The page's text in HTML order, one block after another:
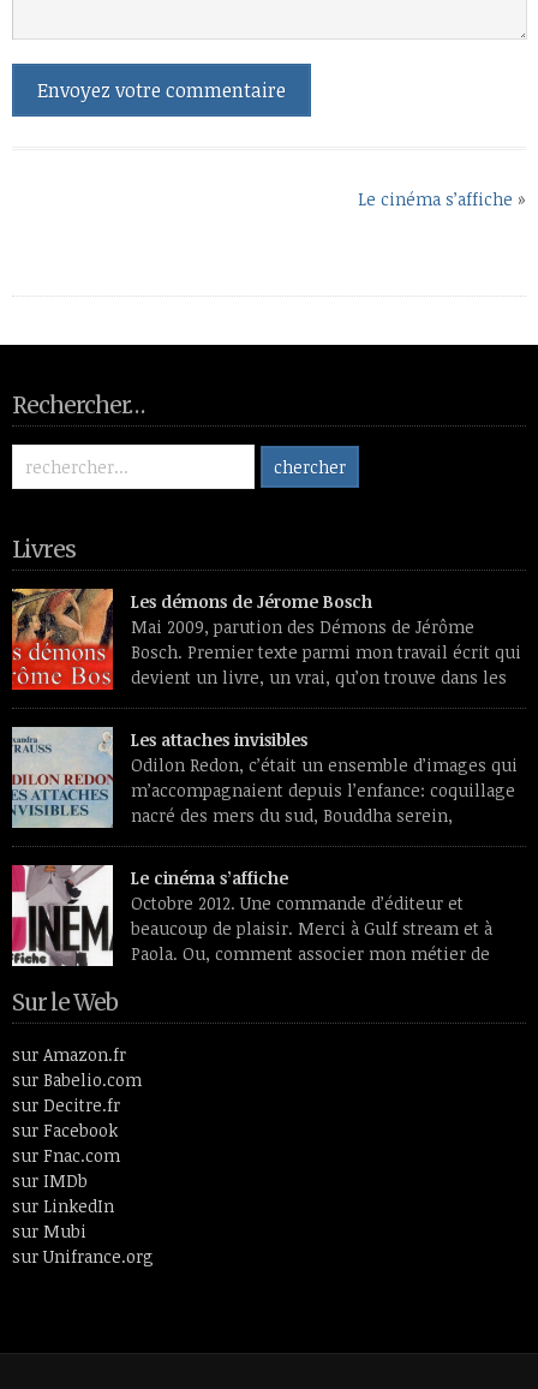
Le cinéma s’affiche »
Rechercher…
Livres
Les démons de Jérome Bosch
Mai 2009, parution des Démons de Jérôme
Bosch. Premier texte parmi mon travail écrit qui
devient un livre, un vrai, qu’on trouve dans les
librairies et les sites de vente de livres et aura
des lecteurs inconnus de moi. Premier souvenir de travail, un
livre de reproductions feuilleté dans une chaise longue, l’été.
L’émerveillement devant […]
Les attaches invisibles
Odilon Redon, c’était un ensemble d’images qui
m’accompagnaient depuis l’enfance: coquillage
nacré des mers du sud, Bouddha serein,
papillons translucides, profils de médaille
transfigurés par des lumières intérieures et se détachant sur
des fleurs étranges, douces et vénéneuses à la fois. Peintre
ayant vécu entre le 19e siècle et le 20ème, Odilon Redon aimait
plus […]
Le cinéma s’affiche
Octobre 2012. Une commande d’éditeur et
beaucoup de plaisir. Merci à Gulf stream et à
Paola. Ou, comment associer mon métier de
cinéphile que je suis toujours restée. En 26 lettres et 52
articles, le livre fait un tour de l’histoire du cinéma en passant
par des thèmes aussi […]
Sur le Web
sur Amazon.fr
sur Babelio.com
sur Decitre.fr
sur Facebook
sur Fnac.com
sur IMDb
sur LinkedIn
sur Mubi
sur Unifrance.org